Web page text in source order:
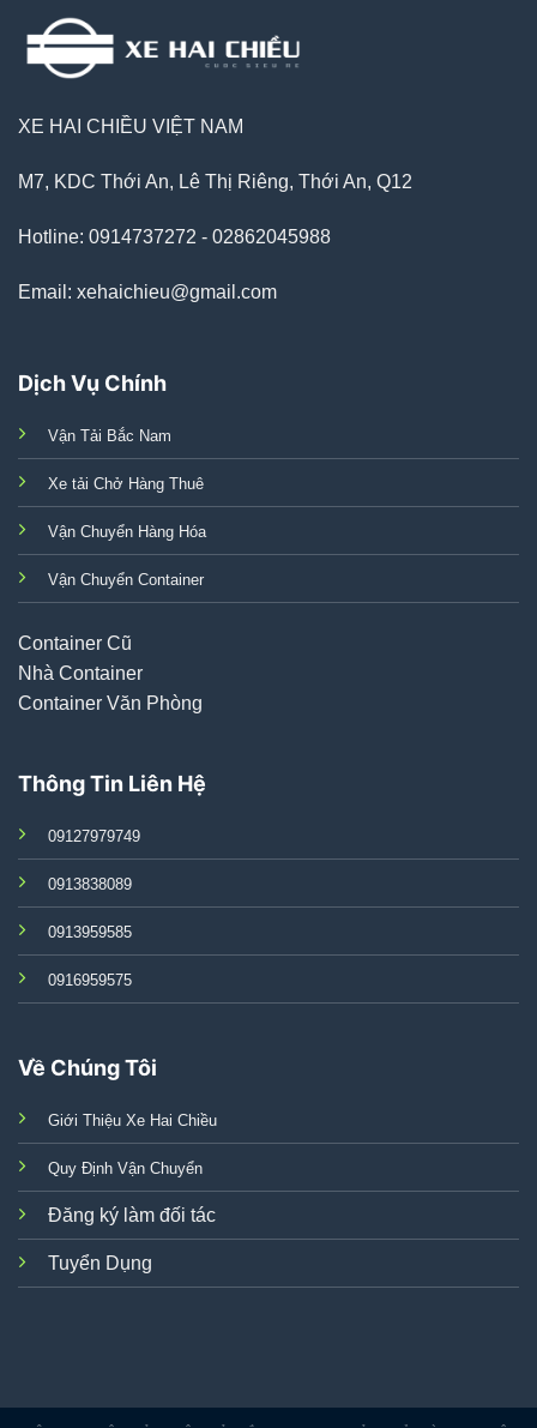
XE HAI CHIỀU VIỆT NAM
M7, KDC Thới An, Lê Thị Riêng, Thới An, Q12
Hotline: 0914737272 - 02862045988
Email: xehaichieu@gmail.com
Dịch Vụ Chính
Vận Tải Bắc Nam
Xe tải Chở Hàng Thuê
Vận Chuyển Hàng Hóa
Vận Chuyển Container
Container Cũ
Nhà Container
Container Văn Phòng
Thông Tin Liên Hệ
09127979749
0913838089
0913959585
0916959575
Về Chúng Tôi
Giới Thiệu Xe Hai Chiều
Quy Định Vận Chuyển
Đăng ký làm đối tác
Tuyển Dụng